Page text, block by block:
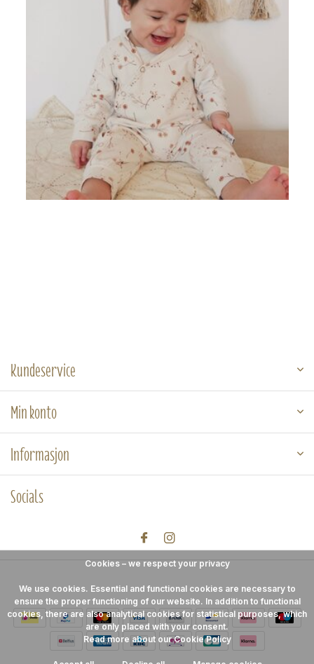
Kundeservice
Min konto
Informasjon
Socials
Cookies – we respect your privacy
We use cookies. Essential and functional cookies are necessary to
ensure the proper functioning of our website. In addition to functional
cookies, there are also analytical cookies for statistical purposes, which
are only placed with your consent.
Read more about our Cookie Policy